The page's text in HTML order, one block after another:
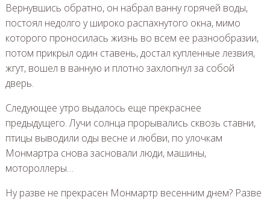
Вернувшись обратно, он набрал ванну горячей воды,
постоял недолго у широко распахнутого окна, мимо
которого проносилась жизнь во всем ее разнообразии,
потом прикрыл один ставень, достал купленные лезвия,
жгут, вошел в ванную и плотно захлопнул за собой
дверь.
Следующее утро выдалось еще прекраснее
предыдущего. Лучи солнца прорывались сквозь ставни,
птицы выводили оды весне и любви, по улочкам
Монмартра снова засновали люди, машины,
мотороллеры…
Ну разве не прекрасен Монмартр весенним днем? Разве